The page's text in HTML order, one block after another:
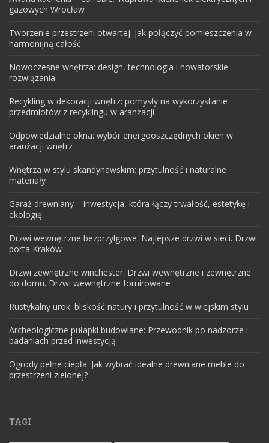
gazowych Wrocław
Tworzenie przestrzeni otwartej: jak połączyć pomieszczenia w
harmonijną całość
Nowoczesne wnętrza: design, technologia i nowatorskie
rozwiązania
Recykling w dekoracji wnętrz: pomysły na wykorzystanie
przedmiotów z recyklingu w aranżacji
Odpowiedzialne okna: wybór energooszczędnych okien w
aranżacji wnętrz
Wnętrza w stylu skandynawskim: przytulność i naturalne
materiały
Garaż drewniany – inwestycja, która łączy trwałość, estetykę i
ekologię
Drzwi wewnętrzne bezprzylgowe. Najlepsze drzwi w sieci. Drzwi
porta Kraków
Drzwi zewnętrzne winchester. Drzwi wewnętrzne i zewnętrzne
do domu. Drzwi wewnętrzne fornirowane
Rustykalny urok: bliskość natury i przytulność w wiejskim stylu
Archeologiczne pułapki budowlane: Przewodnik po nadzorze i
badaniach przed inwestycją
Ogrody pełne ciepła: Jak wybrać idealne drewniane meble do
przestrzeni zielonej?
TAGI